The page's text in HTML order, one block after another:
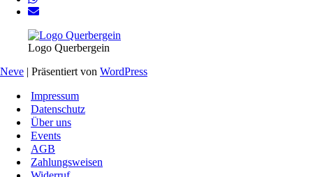
Logo Querbergein
Neve | Präsentiert von WordPress
Impressum
Datenschutz
Über uns
Events
AGB
Zahlungsweisen